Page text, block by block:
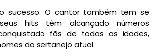
sucesso. O cantor também tem se
hits têm alcançado números
fãs de todas as idades,
do sertanejo atual.